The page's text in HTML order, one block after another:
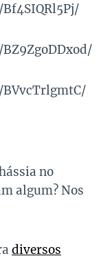
no
algum? Nos
diversos